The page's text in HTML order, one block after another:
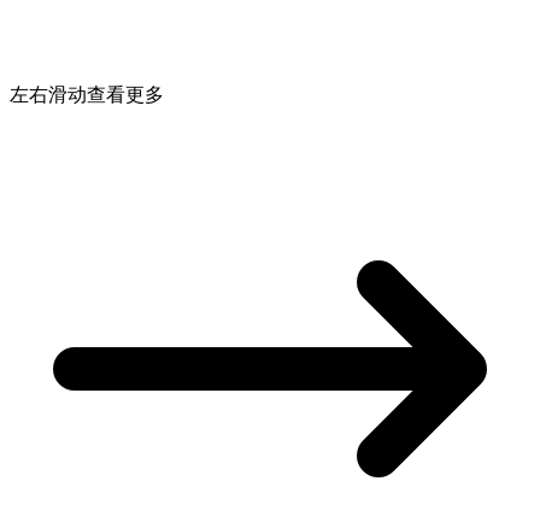
左右滑动查看更多